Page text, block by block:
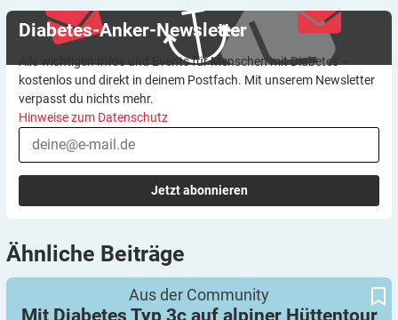
Diabetes-Anker-Newsletter
Alle wichtigen Infos und Events für Menschen mit Diabetes –
kostenlos und direkt in deinem Postfach. Mit unserem Newsletter
verpasst du nichts mehr.
Hinweise zum Datenschutz
Jetzt abonnieren
Ähnliche Beiträge
Aus der Community
Mit Diabetes Typ 3c auf alpiner Hüttentour